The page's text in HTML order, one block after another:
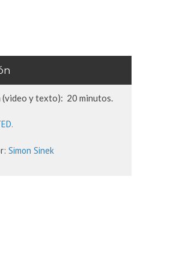
(video y texto): 20 minutos.
Simon Sinek